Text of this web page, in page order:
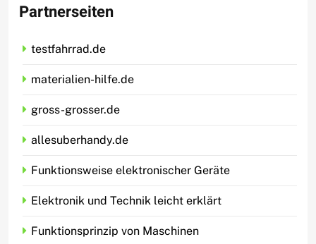
Partnerseiten
testfahrrad.de
materialien-hilfe.de
gross-grosser.de
allesuberhandy.de
Funktionsweise elektronischer Geräte
Elektronik und Technik leicht erklärt
Funktionsprinzip von Maschinen